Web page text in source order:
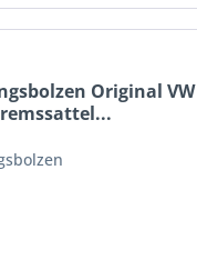
Original VW